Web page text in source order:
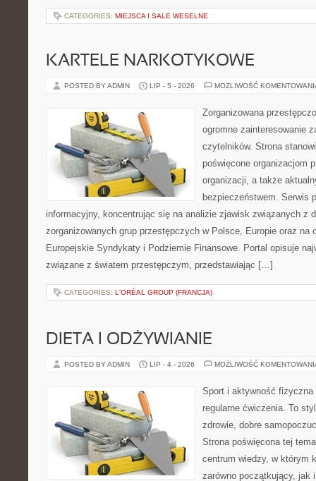
CATEGORIES: MIEJSCA I SALE WESELNE
KARTELE NARKOTYKOWE
POSTED BY ADMIN LIP - 5 - 2026 MOŻLIWOŚĆ
Zorganizowana
ogromne zainteresowanie
czytelników. Strona
poświęcone organizacjom
organizacji, a także
bezpieczeństwem. Serwis
informacyjny, koncentrując się na analizie zjawisk związanych z
zorganizowanych grup przestępczych w Polsce, Europie oraz na
Europejskie Syndykaty i Podziemie Finansowe. Portal opisuje
związane z światem przestępczym, przedstawiając […]
CATEGORIES: L'ORÉAL GROUP (FRANCJA)
DIETA I ODŻYWIANIE
POSTED BY ADMIN LIP - 4 - 2026 MOŻLIWOŚĆ
Sport i aktywność
regularne ćwiczenia. To
zdrowie, dobre
Strona poświęcona tej
centrum wiedzy, w którym
zarówno początkujący, jak